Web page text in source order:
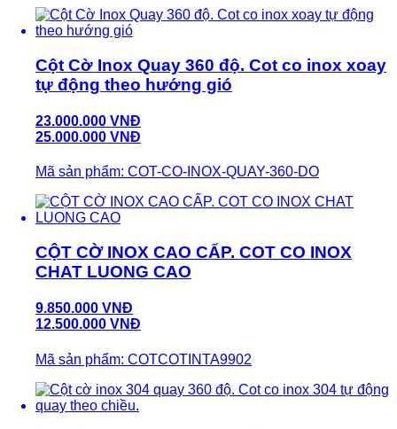
Cột Cờ Inox Quay 360 độ. Cot co inox xoay
tự động theo hướng gió
23.000.000 VNĐ
25.000.000 VNĐ
Mã sản phẩm: COT-CO-INOX-QUAY-360-DO
CỘT CỜ INOX CAO CẤP. COT CO INOX
CHAT LUONG CAO
9.850.000 VNĐ
12.500.000 VNĐ
Mã sản phẩm: COTCOTINTA9902